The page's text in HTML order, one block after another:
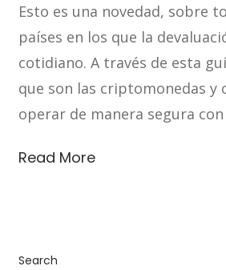
Esto es una novedad, sobre
países en los que la
cotidiano. A través de esta
que son las criptomonedas y
operar de manera segura con
Read More